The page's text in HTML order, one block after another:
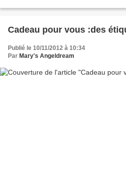
Cadeau pour vous :des
Publié le 10/11/2012 à 10:34
Par Mary's Angeldream